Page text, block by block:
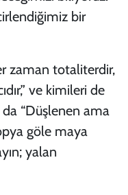
bir
zaman totaliterdir,
ve kimileri de
“Düşlenen ama
göle maya
yalan